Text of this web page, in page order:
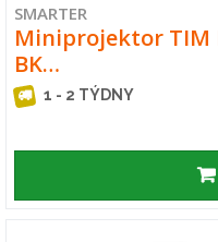
SMARTER
Miniprojektor TIM
BK…
1 - 2 TÝDNY